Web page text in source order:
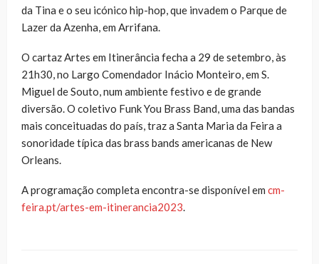
da Tina e o seu icónico hip-hop, que invadem o Parque de
Lazer da Azenha, em Arrifana.
O cartaz Artes em Itinerância fecha a 29 de setembro, às
21h30, no Largo Comendador Inácio Monteiro, em S.
Miguel de Souto, num ambiente festivo e de grande
diversão. O coletivo Funk You Brass Band, uma das bandas
mais conceituadas do país, traz a Santa Maria da Feira a
sonoridade típica das brass bands americanas de New
Orleans.
A programação completa encontra-se disponível em cm-
feira.pt/artes-em-itinerancia2023.